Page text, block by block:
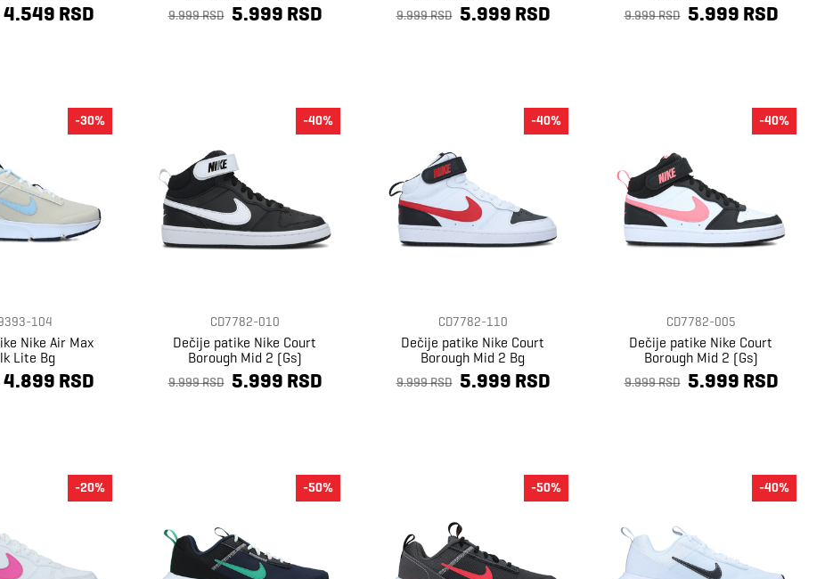
4.549 RSD 9.999 RSD 5.999 RSD 9.999 RSD 5.999 RSD 9.999 RSD 5.999 RSD
104
Nike Air Max
Lite Bg
4.899 RSD
-30%
CD7782-010
Dečije patike Nike Court
Borough Mid 2 (Gs)
9.999 RSD 5.999 RSD
-40%
CD7782-110
Dečije patike Nike Court
Borough Mid 2 Bg
9.999 RSD 5.999 RSD
-40%
CD7782-005
Dečije patike Nike Court
Borough Mid 2 (Gs)
9.999 RSD 5.999 RSD
-40%
-20% -50% -50% -40%